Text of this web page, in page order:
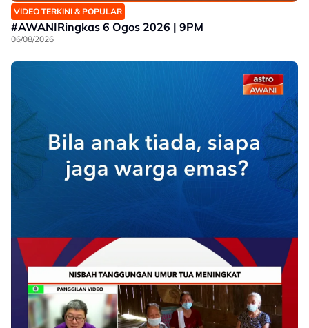
VIDEO TERKINI & POPULAR
#AWANIRingkas 6 Ogos 2026 | 9PM
06/08/2026